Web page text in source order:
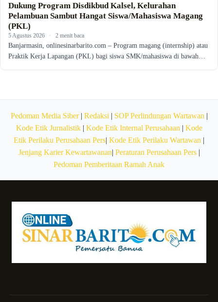
Dukung Program Disdikbud Kalsel, Kelurahan
Pelambuan Sambut Hangat Siswa/Mahasiswa Magang
(PKL)
5 Agustus 2026 · 2 menit baca
Banjarmasin, onlinesinarbarito.com – Program magang (internship) atau
Praktik Kerja Lapangan (PKL) bagi siswa SMK/mahasiswa di bawah…
Pedoman Media Siber| Redaksi | SOP Perlindungan Wartawan |
Kode Etik Jurnalistik| Kode Etik Internal Perusahaan | Kode
Etik Perilaku Perusahaan Pers| Kode Etik Perilaku Wartawan |
Jenjang Karier Kewartawanan| Peraturan Perusahaan Pers|
Pedoman Pemberitaan Ramah Anak